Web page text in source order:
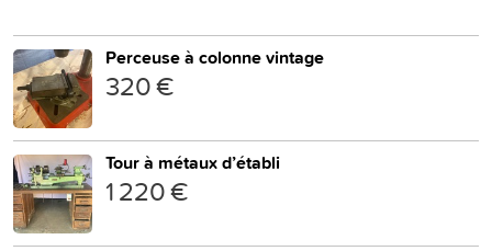
Perceuse à colonne vintage
320 €
Tour à métaux d’établi
1 220 €